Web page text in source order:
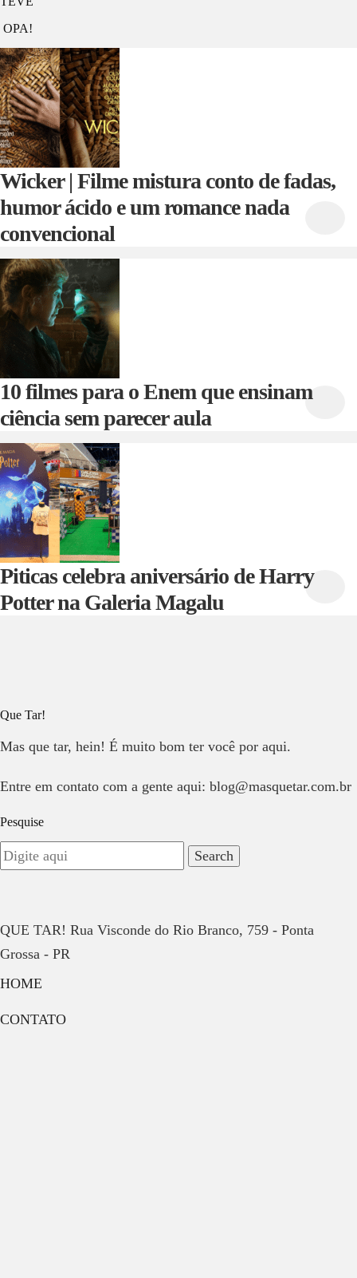
OPA!
Wicker | Filme mistura conto de fadas,
humor ácido e um romance nada
convencional
10 filmes para o Enem que ensinam
ciência sem parecer aula
Piticas celebra aniversário de Harry
Potter na Galeria Magalu
Que Tar!
Mas que tar, hein! É muito bom ter você por aqui.
Entre em contato com a gente aqui: blog@masquetar.com.br
Pesquise
QUE TAR! Rua Visconde do Rio Branco, 759 - Ponta
Grossa - PR
HOME
CONTATO